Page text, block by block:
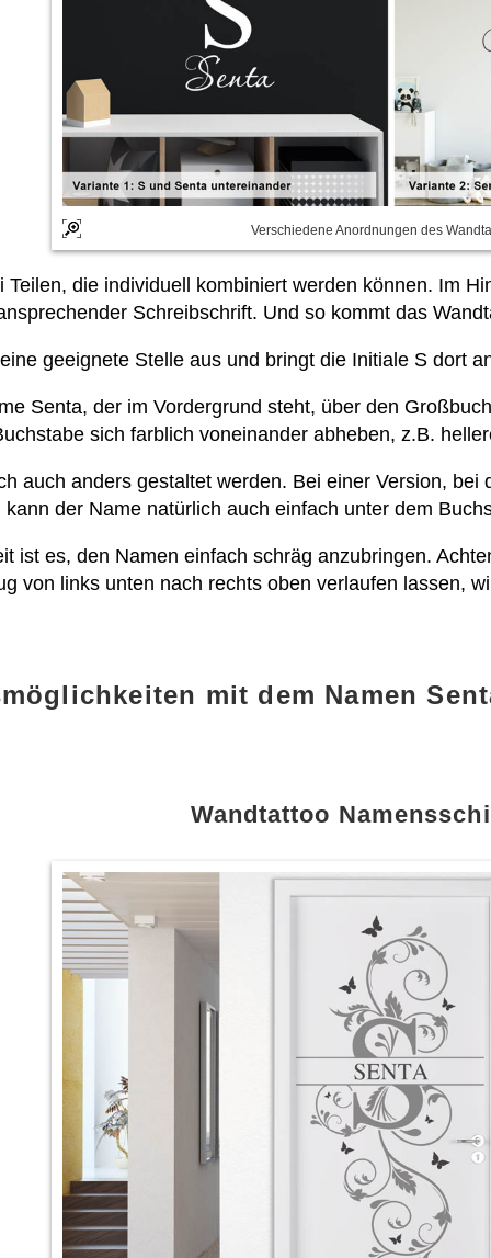
Verschiedene Anordnungen des
die individuell kombiniert werden können. Im
Schreibschrift. Und so kommt das
geeignete Stelle aus und bringt die Initiale S dort
Senta, der im Vordergrund steht, über den
sich farblich voneinander abheben, z.B.
auch anders gestaltet werden. Bei einer Version,
der Name natürlich auch einfach unter dem
ist es, den Namen einfach schräg anzubringen.
von links unten nach rechts oben verlaufen lassen,
mit dem Namen
Wandtattoo